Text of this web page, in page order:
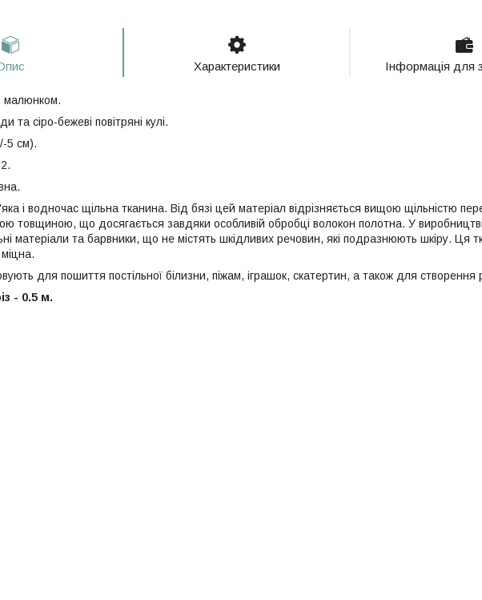
Характеристики Інформація для
малюнком.
та сіро-бежеві повітряні кулі.
5 см).
і водночас щільна тканина. Від бязі цей матеріал відрізняється вищою щільністю
товщиною, що досягається завдяки особливій обробці волокон полотна. У
матеріали та барвники, що не містять шкідливих речовин, які подразнюють шкіру. Ця
міцна.
для пошиття постільної білизни, піжам, іграшок, скатертин, а також для створення
- 0.5 м.